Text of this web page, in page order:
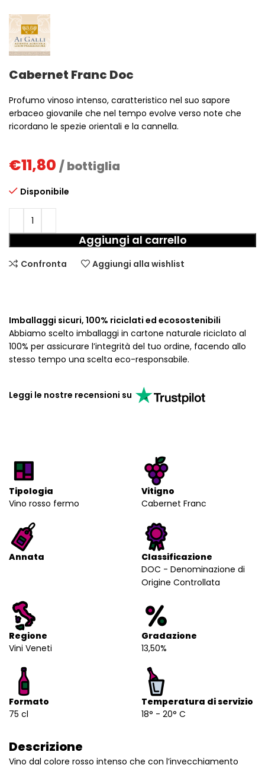
Cabernet Franc Doc
Profumo vinoso intenso, caratteristico nel suo sapore
erbaceo giovanile che nel tempo evolve verso note che
ricordano le spezie orientali e la cannella.
€11,80 / bottiglia
Disponibile
Aggiungi al carrello
Confronta Aggiungi alla wishlist
Imballaggi sicuri, 100% riciclati ed ecosostenibili
Abbiamo scelto imballaggi in cartone naturale riciclato al
100% per assicurare l’integrità del tuo ordine, facendo allo
stesso tempo una scelta eco-responsabile.
Leggi le nostre recensioni su
Tipologia
Vino rosso fermo
Vitigno
Cabernet Franc
Annata
Classificazione
DOC - Denominazione di
Origine Controllata
Regione
Vini Veneti
Gradazione
13,50%
Formato
75 cl
Temperatura di servizio
18° - 20° C
Descrizione
Vino dal colore rosso intenso che con l’invecchiamento